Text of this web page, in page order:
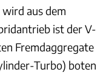
aus dem
ist der V-
Fremdaggregate
Turbo) boten